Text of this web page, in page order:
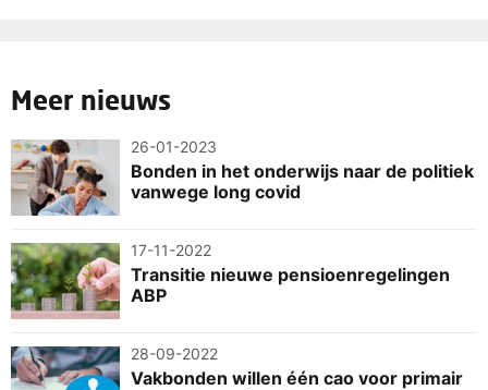
Meer nieuws
26-01-2023
Bonden in het onderwijs naar de politiek
vanwege long covid
17-11-2022
Transitie nieuwe pensioenregelingen
ABP
28-09-2022
Vakbonden willen één cao voor primair